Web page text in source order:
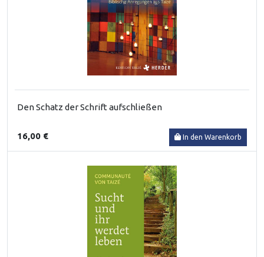
Den Schatz der Schrift aufschließen
16,00 € In den Warenkorb